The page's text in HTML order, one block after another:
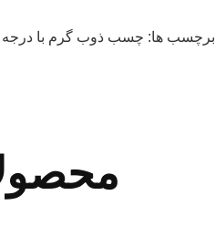
برچسب ها: چسب ذوب گرم با درجه